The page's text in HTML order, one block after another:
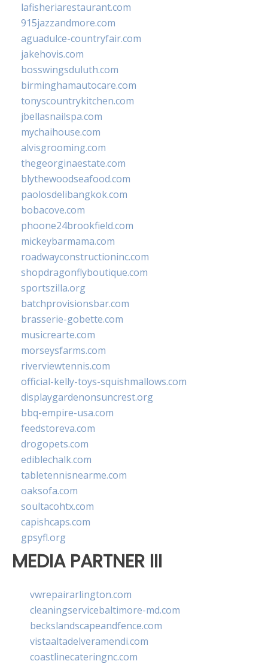
lafisheriarestaurant.com
915jazzandmore.com
aguadulce-countryfair.com
jakehovis.com
bosswingsduluth.com
birminghamautocare.com
tonyscountrykitchen.com
jbellasnailspa.com
mychaihouse.com
alvisgrooming.com
thegeorginaestate.com
blythewoodseafood.com
paolosdelibangkok.com
bobacove.com
phoone24brookfield.com
mickeybarmama.com
roadwayconstructioninc.com
shopdragonflyboutique.com
sportszilla.org
batchprovisionsbar.com
brasserie-gobette.com
musicrearte.com
morseysfarms.com
riverviewtennis.com
official-kelly-toys-squishmallows.com
displaygardenonsuncrest.org
bbq-empire-usa.com
feedstoreva.com
drogopets.com
ediblechalk.com
tabletennisnearme.com
oaksofa.com
soultacohtx.com
capishcaps.com
gpsyfl.org
MEDIA PARTNER III
vwrepairarlington.com
cleaningservicebaltimore-md.com
beckslandscapeandfence.com
vistaaltadelveramendi.com
coastlinecateringnc.com